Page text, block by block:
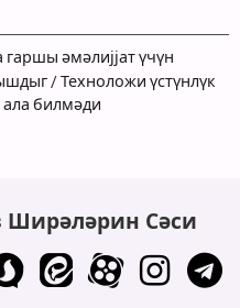
әмәлијјат үчүн
/ Техноложи үстүнлүк
билмәди
Сәси